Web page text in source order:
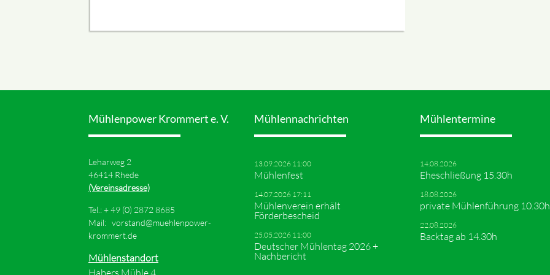
Mühlenpower Krommert e. V.
Leharweg 2
46414 Rhede
(Vereinsadresse)
Tel.: +49 (0) 2872 8685
Mail: vorstand@muehlenpower-
krommert.de
Mühlenstandort
Habers Mühle 4
Mühlennachrichten
13.09.2026 11:00
Mühlenfest
14.07.2026 17:11
Mühlenverein erhält
Förderbescheid
25.05.2026 11:00
Deutscher Mühlentag 2026 +
Nachbericht
Mühlentermine
14.08.2026
Eheschließung 15.30h
18.08.2026
private Mühlenführung
22.08.2026
Backtag ab 14.30h